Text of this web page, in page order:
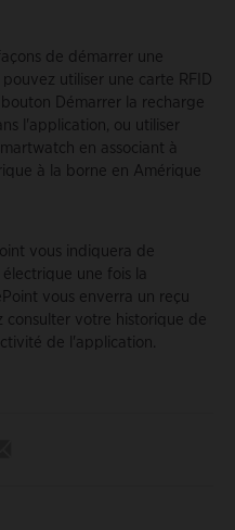
de démarrer une
utiliser une carte RFID
Démarrer la recharge
l'application, ou utiliser
en associant à
à la borne en Amérique
vous indiquera de
une fois la
vous enverra un reçu
consulter votre historique de
de l'application.